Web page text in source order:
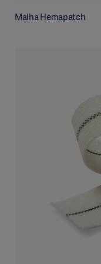
Malha Hemapatch